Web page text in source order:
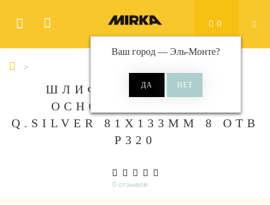
Ваш город — Эль-Монте?
0
ШЛИФ МАТ НА БУМ
ОСНОВЕ ЛИПУЧКА
Q.SILVER 81X133ММ 8 ОТВ
P320
0 отзывов